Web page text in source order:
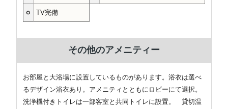
○ TV完備
その他のアメニティー
お部屋と大浴場に設置しているものがあります。浴衣は選べ
るデザイン浴衣あり。アメニティとともにロビーにて選択。
洗浄機付きトイレは一部客室と共同トイレに設置。 貸切温